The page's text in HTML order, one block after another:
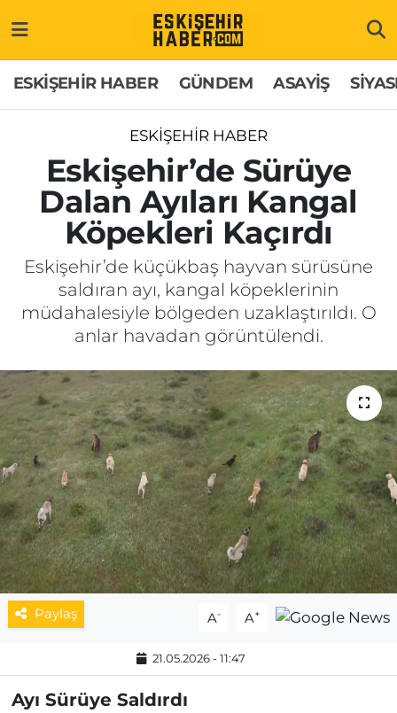
ESKİŞEHİR HABER GÜNDEM ASAYİŞ
ESKİŞEHİR HABER
Eskişehir’de Sürüye
Dalan Ayıları Kangal
Köpekleri Kaçırdı
Eskişehir’de küçükbaş hayvan sürüsüne
saldıran ayı, kangal köpeklerinin
müdahalesiyle bölgeden uzaklaştırıldı. O
anlar havadan görüntülendi.
Paylaş A- A+
21.05.2026 - 11:47
Ayı Sürüye Saldırdı
GÜNDEM
ASAYİŞ
SİYASET
EKONOMİ
SAĞLIK
EĞİTİM
SPOR
MAGAZİN
ESKİŞEHİRSPOR
Hakkımızda
İletişim
Künye
Odunpazarı Trafik Yoğunluk Haritası
Süper Lig Puan Durumu ve Fikstür
Tüm Manşetler
Son Dakika Haberleri
Haber Arşivi